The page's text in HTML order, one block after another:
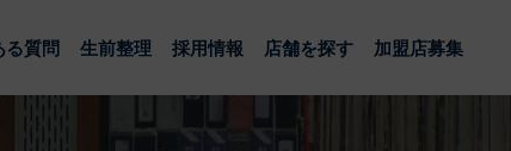
る質問 生前整理 採用情報 店舗を探す 加盟店募集